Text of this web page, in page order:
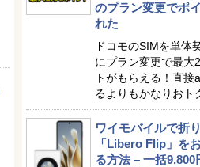
のプラン変更でポ
れた
ドコモのSIMを単
にプラン変更で最大
トがもらえる！直接
るよりもかなりおト
ワイモバイルで折
「Libero Flip」を
る方法 – 一括